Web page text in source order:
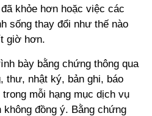
khỏe hơn hoặc việc các
sống thay đổi như thế nào
giờ hơn.
bày bằng chứng thông qua
thư, nhật ký, bản ghi, báo
mỗi hạng mục dịch vụ
đồng ý. Bằng chứng